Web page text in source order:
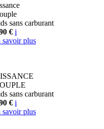
sans carburant
€ i
savoir plus
sans carburant
€ i
savoir plus